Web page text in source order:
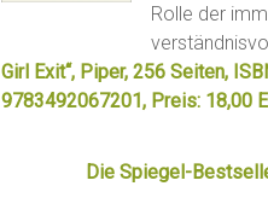
Rolle der
Girl Exit“, Piper, 256 Seiten,
9783492067201, Preis: 18,00
Die Spiegel-